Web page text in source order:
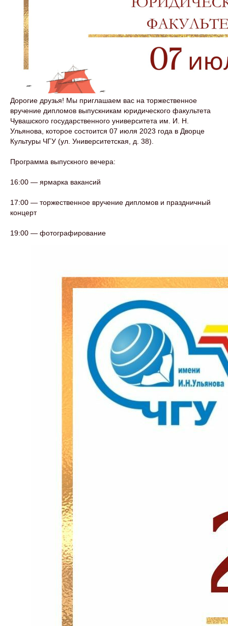
Дорогие друзья! Мы приглашаем вас на торжественное
вручение дипломов выпускникам юридического факультета
Чувашского государственного университета им. И. Н.
Ульянова, которое состоится 07 июля 2023 года в Дворце
Культуры ЧГУ (ул. Университетская, д. 38).
Программа выпускного вечера:
16:00 — ярмарка вакансий
17:00 — торжественное вручение дипломов и праздничный
концерт
19:00 — фотографирование